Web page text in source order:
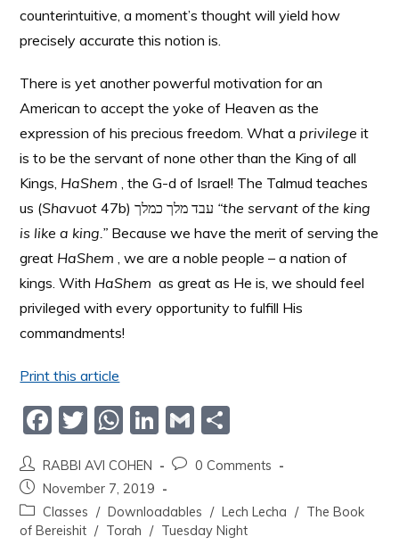
counterintuitive, a moment’s thought will yield how
precisely accurate this notion is.
There is yet another powerful motivation for an
American to accept the yoke of Heaven as the
expression of his precious freedom. What a privilege it
is to be the servant of none other than the King of all
Kings, HaShem, the G-d of Israel! The Talmud teaches
us (Shavuot
“the servant of the king
is like a king.” Because we have the merit of serving the
great HaShem, we are a noble people – a nation of
kings. With HaShem as great as He is, we should feel
privileged with every opportunity to fulfill His
commandments!
Print this article
F
c
e
b
T
itt
er
W
at
s
A
Li
n
k
e
dI
G
ai
l
ar
e
RABBI AVI COHEN
0 Comments
November 7, 2019
Classes / Downloadables / Lech Lecha / The Book
of Bereishit / Torah / Tuesday Night